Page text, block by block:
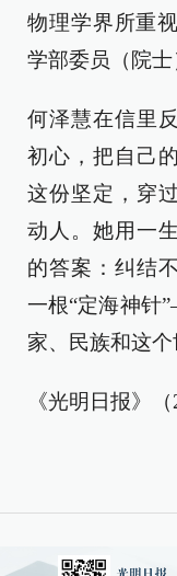
物理学界所重
学部委员（院士
何泽慧在信里
初心，把自己
这份坚定，穿
动人。她用一
的答案：纠结
一根“定海神针
家、民族和这个
《光明日报》